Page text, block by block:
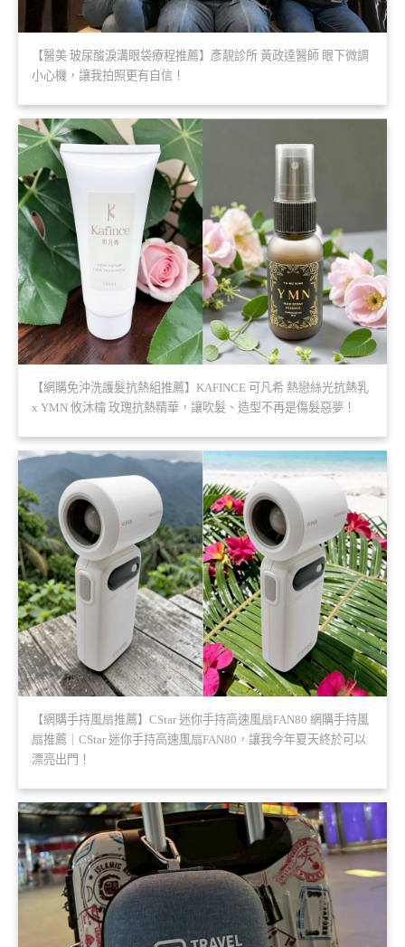
【醫美 玻尿酸淚溝眼袋療程推薦】彥靚診所 黃政達醫師 眼下微調
小心機，讓我拍照更有自信！
【網購免沖洗護髮抗熱組推薦】KAFINCE 可凡希 熱戀絲光抗熱乳
x YMN 攸沐橣 玫瑰抗熱精華，讓吹髮、造型不再是傷髮惡夢！
【網購手持風扇推薦】CStar 迷你手持高速風扇FAN80 網購手持風
扇推薦｜CStar 迷你手持高速風扇FAN80，讓我今年夏天終於可以
漂亮出門！